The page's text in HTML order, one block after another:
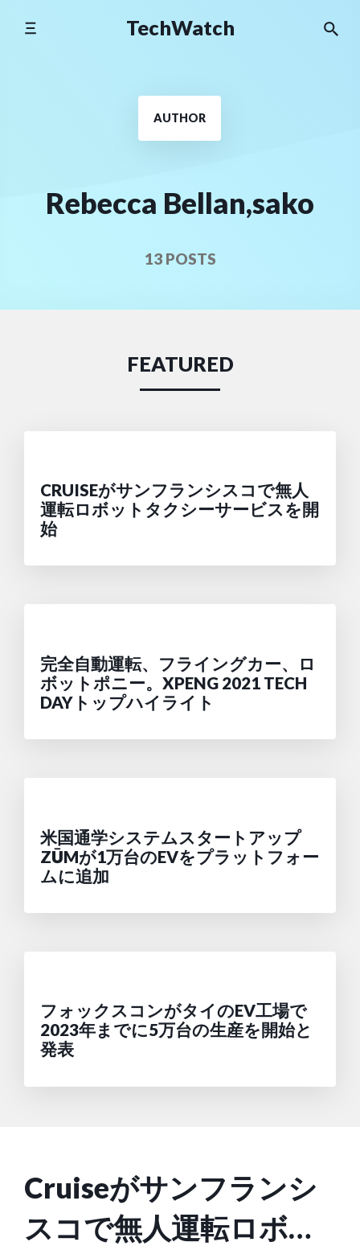
TechWatch
AUTHOR
Rebecca Bellan,sako
13 POSTS
FEATURED
CRUISEがサンフランシスコで無人
運転ロボットタクシーサービスを開
始
完全自動運転、フライングカー、ロ
ボットポニー。XPENG 2021 TECH
DAYトップハイライト
米国通学システムスタートアップ
ZŪMが1万台のEVをプラットフォー
ムに追加
フォックスコンがタイのEV工場で
2023年までに5万台の生産を開始と
発表
Cruiseがサンフランシ
スコで無人運転ロボッ